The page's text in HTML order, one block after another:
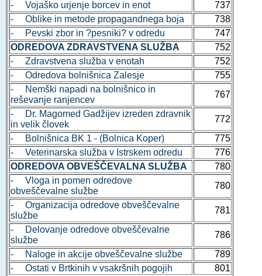
- Vojaško urjenje borcev in enot
737
- Oblike in metode propagandnega boja
738
- Pevski zbor in ?pesniki? v odredu
747
ODREDOVA ZDRAVSTVENA SLUŽBA
752
- Zdravstvena služba v enotah
752
- Odredova bolnišnica Zalesje
755
- Nemški napadi na bolnišnico in
reševanje ranjencev
767
- Dr. Magomed Gadžijev izreden zdravnik
in velik človek
772
- Bolnišnica BK 1 - (Bolnica Koper)
775
- Veterinarska služba v Istrskem odredu
776
ODREDOVA OBVEŠČEVALNA SLUŽBA
780
- Vloga in pomen odredove
obveščevalne službe
780
- Organizacija odredove obveščevalne
službe
781
- Delovanje odredove obveščevalne
službe
786
- Naloge in akcije obveščevalne službe
789
- Ostati v Brtkinih v vsakršnih pogojih
801